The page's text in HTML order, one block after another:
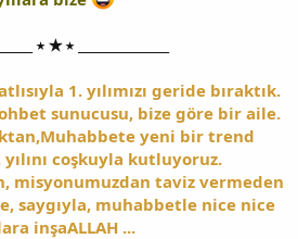
⭑ ★ ⭑ ______________
1. yılımızı geride bıraktık.
sunucusu, bize göre bir aile.
yeni bir trend
coşkuyla kutluyoruz.
misyonumuzdan taviz vermeden
saygıyla, muhabbetle nice nice
inşaALLAH ...